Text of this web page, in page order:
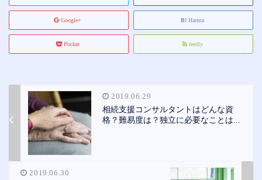
Google+ Hatena
Pocket feedly
2019.06.29
相続支援コンサルタントはどんな資
格？難易度は？独立に必要なことは...
2019.06.30